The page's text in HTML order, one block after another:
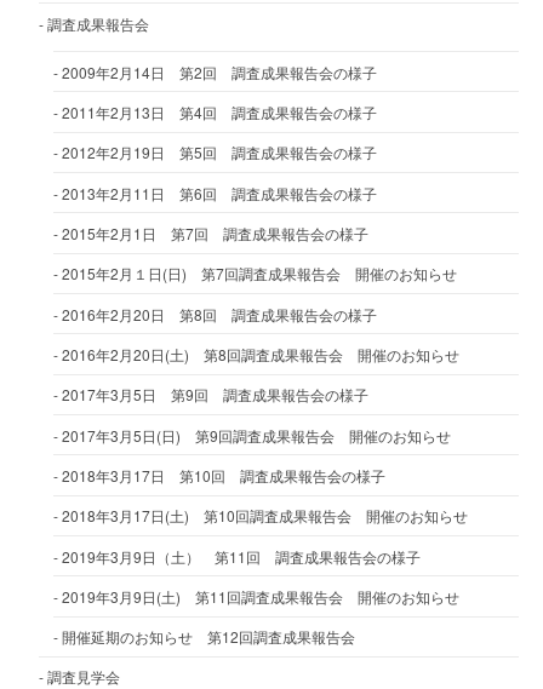
調査成果報告会
2009年2月14日 第2回 調査成果報告会の様子
2011年2月13日 第4回 調査成果報告会の様子
2012年2月19日 第5回 調査成果報告会の様子
2013年2月11日 第6回 調査成果報告会の様子
2015年2月1日 第7回 調査成果報告会の様子
2015年2月１日(日) 第7回調査成果報告会 開催のお知らせ
2016年2月20日 第8回 調査成果報告会の様子
2016年2月20日(土) 第8回調査成果報告会 開催のお知らせ
2017年3月5日 第9回 調査成果報告会の様子
2017年3月5日(日) 第9回調査成果報告会 開催のお知らせ
2018年3月17日 第10回 調査成果報告会の様子
2018年3月17日(土) 第10回調査成果報告会 開催のお知らせ
2019年3月9日（土） 第11回 調査成果報告会の様子
2019年3月9日(土) 第11回調査成果報告会 開催のお知らせ
開催延期のお知らせ 第12回調査成果報告会
調査見学会